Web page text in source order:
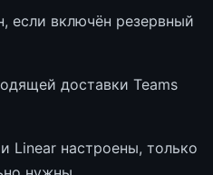
если включён резервный
доставки Teams
Linear настроены, только